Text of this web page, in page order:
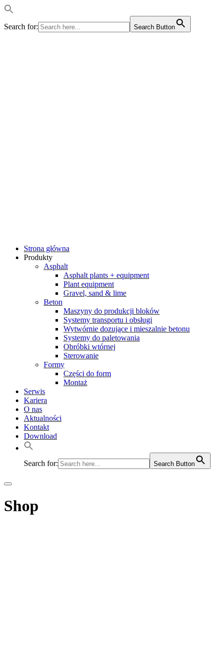
Search for: Search Button
Strona główna
Produkty
Asphalt
Asphalt plants + equipment
Plant equipment
Gravel, sand & lime
Beton
Maszyny do produkcji bloków
Systemy transportu i obsługi
Wytwórnie dozujące i mieszalnie betonu
Systemy do paletowania
Obróbki wtórnej
Sterowanie
Formy
Części do form
Montaż
Serwis
Kariera
O nas
Aktualności
Kontakt
Download
Search for: Search Button
Menu
Shop